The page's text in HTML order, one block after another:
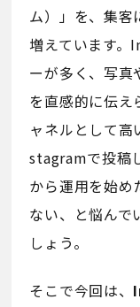
ム）」を、集客
増えています。
ーが多く、写真
を直感的に伝え
ャネルとして高
stagramで投稿
から運用を始め
ない、と悩んで
しょう。
そこで今回は、